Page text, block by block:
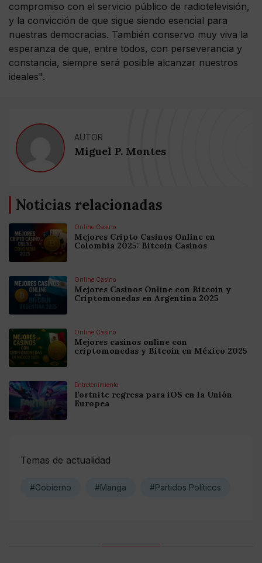
compromiso con el servicio público de radiotelevisión,
y la convicción de que sigue siendo esencial para
nuestras democracias. También conservo muy viva la
esperanza de que, entre todos, con perseverancia y
constancia, siempre será posible alcanzar nuestros
ideales".
AUTOR
Miguel P. Montes
Noticias relacionadas
Online Casino
Mejores Cripto Casinos Online en
Colombia 2025: Bitcoin Casinos
Online Casino
Mejores Casinos Online con Bitcoin y
Criptomonedas en Argentina 2025
Online Casino
Mejores casinos online con
criptomonedas y Bitcoin en México 2025
Entretenimiento
Fortnite regresa para iOS en la Unión
Europea
Temas de actualidad
#Gobierno #Manga #Partidos Políticos